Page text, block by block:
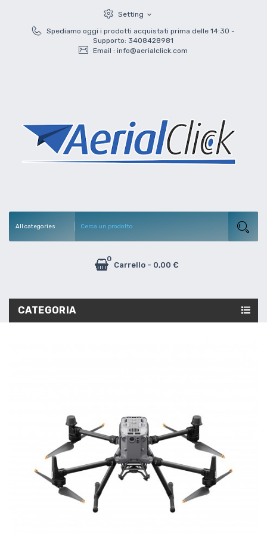
Setting expand_more
Spediamo oggi i prodotti acquistati prima delle 14:30 -
Supporto: 3408428981
Email : info@aerialclick.com
Carrello
0
- 0,00 €
CATEGORIA